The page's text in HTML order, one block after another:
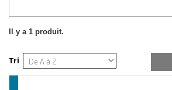
Il y a 1 produit.
Tri